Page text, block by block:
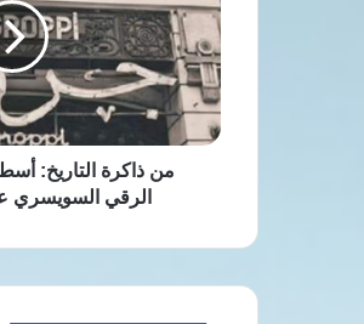
أسطورة
"جروبي"
قصة
الرقي
السويسري
على
من ذاكرة التاريخ:
الرقي